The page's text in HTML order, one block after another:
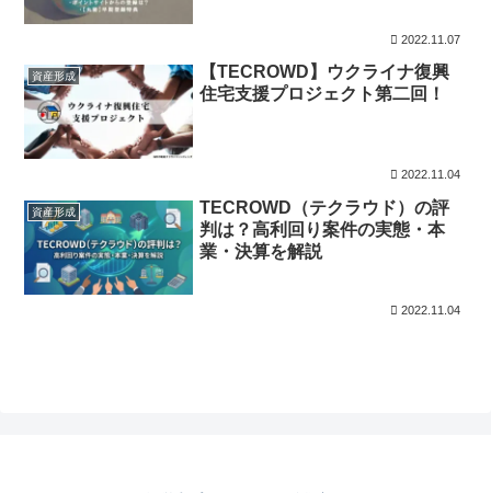
2022.11.07
資産形成
【TECROWD】ウクライナ復興
住宅支援プロジェクト第二回！
2022.11.04
資産形成
TECROWD（テクラウド）の評
判は？高利回り案件の実態・本
業・決算を解説
2022.11.04